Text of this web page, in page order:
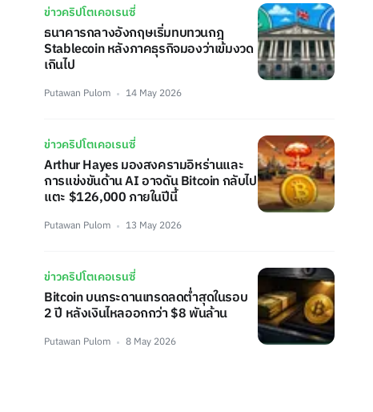
ข่าวคริปโตเคอเรนซี่
ธนาคารกลางอังกฤษเริ่มทบทวนกฎ
Stablecoin หลังภาคธุรกิจมองว่าเข้มงวด
เกินไป
Putawan Pulom 14 May 2026
ข่าวคริปโตเคอเรนซี่
Arthur Hayes มองสงครามอิหร่านและ
การแข่งขันด้าน AI อาจดัน Bitcoin กลับไป
แตะ $126,000 ภายในปีนี้
Putawan Pulom 13 May 2026
ข่าวคริปโตเคอเรนซี่
Bitcoin บนกระดานเทรดลดต่ำสุดในรอบ
2 ปี หลังเงินไหลออกกว่า $8 พันล้าน
Putawan Pulom 8 May 2026